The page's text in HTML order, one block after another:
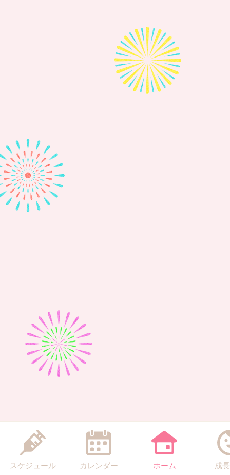
スケジュール カレンダー ホーム 成